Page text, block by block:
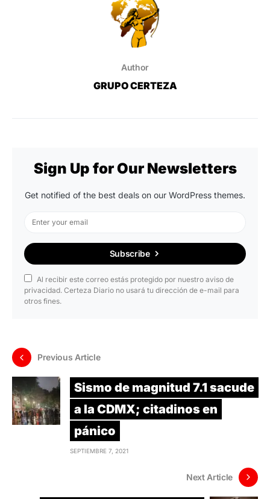
Author
GRUPO CERTEZA
Sign Up for Our Newsletters
Get notified of the best deals on our WordPress themes.
Subscribe
Al recibir este correo estás protegido por nuestro aviso de
privacidad. Certeza Diario no usará tu dirección de e-mail para
otros fines.
Previous Article
Sismo de magnitud 7.1 sacude
a la CDMX; citadinos en
pánico
SEPTIEMBRE 7, 2021
Next Article